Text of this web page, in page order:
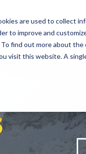
are used to collect
to improve and
find out more about the
visit this website. A
Service